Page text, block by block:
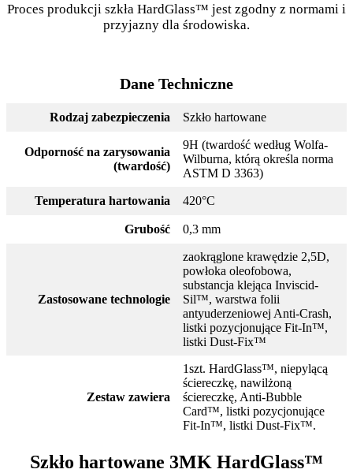
Proces produkcji szkła HardGlass™ jest zgodny z normami i
przyjazny dla środowiska.
Dane Techniczne
Rodzaj zabezpieczenia Szkło hartowane
Odporność na zarysowania
(twardość)
9H (twardość według Wolfa-
Wilburna, którą określa norma
ASTM D 3363)
Temperatura hartowania 420°C
Grubość 0,3 mm
Zastosowane technologie
zaokrąglone krawędzie 2,5D,
powłoka oleofobowa,
substancja klejąca Inviscid-
Sil™, warstwa folii
antyuderzeniowej Anti-Crash,
listki pozycjonujące Fit-In™,
listki Dust-Fix™
Zestaw zawiera
1szt. HardGlass™, niepylącą
ściereczkę, nawilżoną
ściereczkę, Anti-Bubble
Card™, listki pozycjonujące
Fit-In™, listki Dust-Fix™.
Szkło hartowane 3MK HardGlass™